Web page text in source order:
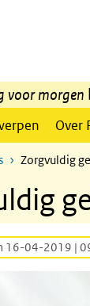
voor morgen
Over
Zorgvuldig
16-04-2019 |